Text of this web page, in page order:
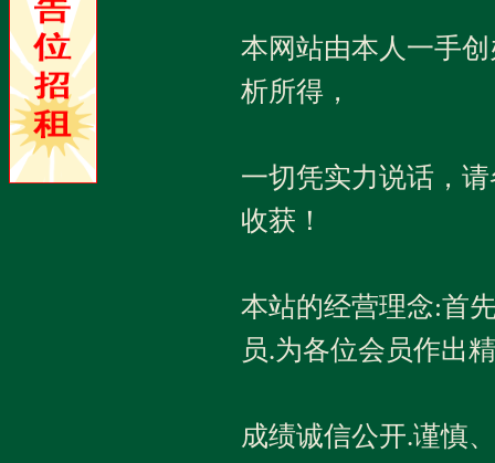
本网站由本人一手
析所得，
一切凭实力说话，
收获！
本站的经营理念:首
员.为各位会员作出
成绩诚信公开.谨慎